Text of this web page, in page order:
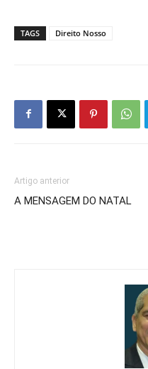
TAGS Direito Nosso
Artigo anterior
A MENSAGEM DO NATAL